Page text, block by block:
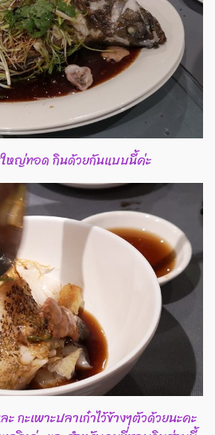
หญ่ทอด กินด้วยกันแบบนี้ค่ะ
กะเพาะปลาเก๋าไว้ข้างๆตัวด้วยนะคะ